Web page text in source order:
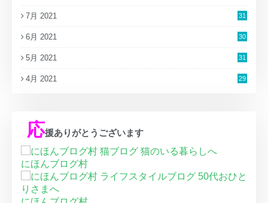
7月 2021 31
6月 2021 30
5月 2021 31
4月 2021 29
応援ありがとうございます
にほんブログ村